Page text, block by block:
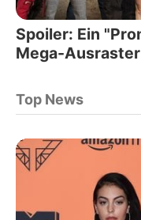
Spoiler: Ein
Mega-
Top News